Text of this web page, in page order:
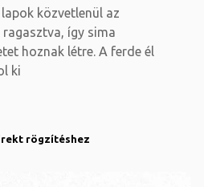
közvetlenül az
így sima
hoznak létre. A ferde él
ki
rögzítéshez